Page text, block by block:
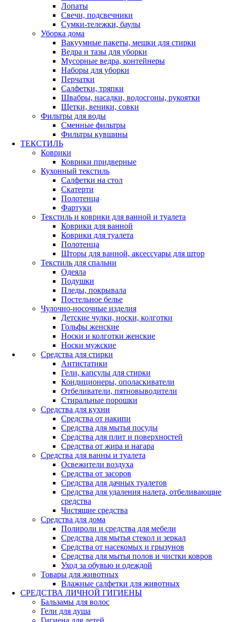
Лопаты
Свечи, подсвечники
Сумки-тележки, баулы
Уборка дома
Вакуумные пакеты, мешки для стирки
Ведра и тазы для уборки
Мусорные ведра, контейнеры
Наборы для уборки
Перчатки
Салфетки, тряпки
Швабры, насадки, водосгоны, рукоятки
Щетки, веники, совки
Фильтры для воды
Сменные фильтры
Фильтры кувшины
ТЕКСТИЛЬ
Коврики
Коврики придверные
Кухонный текстиль
Салфетки на стол
Скатерти
Полотенца
Фартуки
Текстиль и коврики для ванной и туалета
Коврики для ванной
Коврики для туалета
Полотенца
Шторы для ванной, аксессуары для штор
Текстиль для спальни
Одеяла
Подушки
Пледы, покрывала
Постельное белье
Чулочно-носочные изделия
Детские чулки, носки, колготки
Гольфы женские
Носки и колготки женские
Носки мужские
Средства для стирки
Антистатики
Гели, капсулы для стирки
Кондиционеры, ополаскиватели
Отбеливатели, пятновыводители
Стиральные порошки
Средства для кухни
Средства от накипи
Средства для мытья посуды
Средства для плит и поверхностей
Средства от жира и нагара
Средства для ванны и туалета
Освежители воздуха
Средства от засоров
Средства для дачных туалетов
Средства для удаления налета, отбеливающие
средства
Чистящие средства
Средства для дома
Полироли и средства для мебели
Средства для мытья стекол и зеркал
Средства от насекомых и грызунов
Средства для мытья полов и чистки ковров
Уход за обувью и одеждой
Товары для животных
Влажные салфетки для животных
СРЕДСТВА ЛИЧНОЙ ГИГИЕНЫ
Бальзамы для волос
Гели для душа
Гигиена для детей